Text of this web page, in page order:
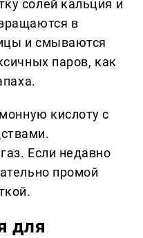
солей кальция и
в
и смываются
паров, как
кислоту с
Если недавно
промой
для